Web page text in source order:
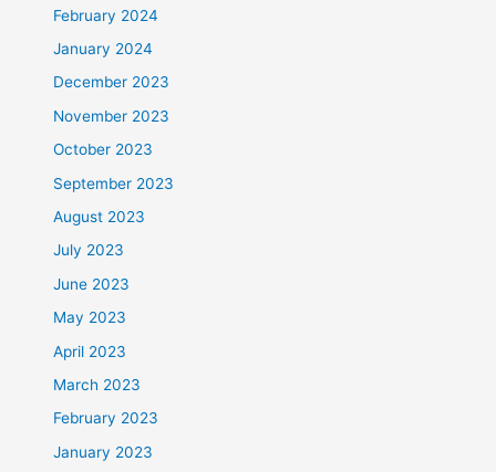
February 2024
January 2024
December 2023
November 2023
October 2023
September 2023
August 2023
July 2023
June 2023
May 2023
April 2023
March 2023
February 2023
January 2023